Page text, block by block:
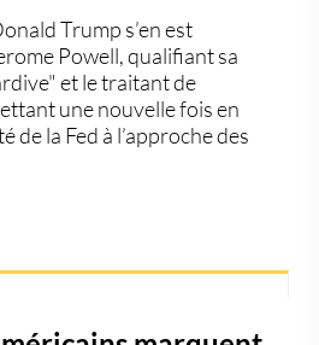
Trump s’en est
Powell, qualifiant sa
et le traitant de
une nouvelle fois en
de la Fed à l’approche des